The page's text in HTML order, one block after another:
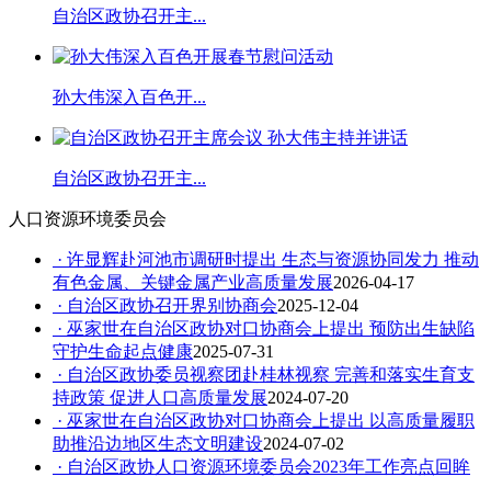
自治区政协召开主...
孙大伟深入百色开...
自治区政协召开主...
人口资源环境委员会
· 许显辉赴河池市调研时提出 生态与资源协同发力 推动
有色金属、关键金属产业高质量发展2026-04-17
· 自治区政协召开界别协商会2025-12-04
· 巫家世在自治区政协对口协商会上提出 预防出生缺陷
守护生命起点健康2025-07-31
· 自治区政协委员视察团赴桂林视察 完善和落实生育支
持政策 促进人口高质量发展2024-07-20
· 巫家世在自治区政协对口协商会上提出 以高质量履职
助推沿边地区生态文明建设2024-07-02
· 自治区政协人口资源环境委员会2023年工作亮点回眸